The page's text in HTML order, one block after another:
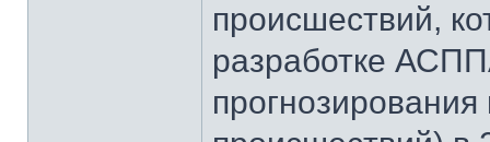
происшествий,
разработке